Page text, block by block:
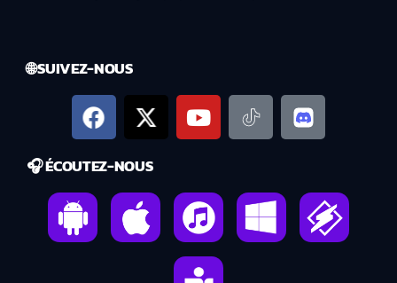
🌐 SUIVEZ-NOUS
🎧 ÉCOUTEZ-NOUS